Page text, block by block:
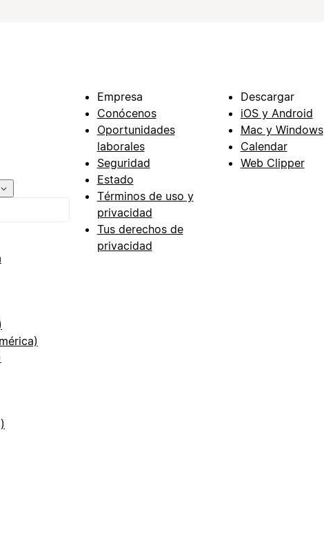
Empresa
Conócenos
Oportunidades
laborales
Seguridad
Estado
Términos de uso y
privacidad
Tus derechos de
privacidad
Descargar
iOS y Android
Mac y Windows
Calendar
Web Clipper